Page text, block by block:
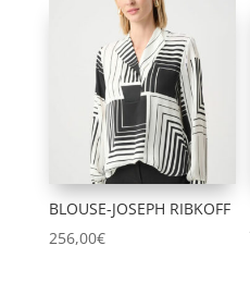
BLOUSE-JOSEPH RIBKOFF
256,00€